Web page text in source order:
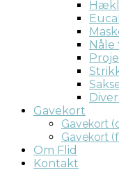
Nåle
Gavekort
Gavekort
Gavekort
Om Flid
Kontakt